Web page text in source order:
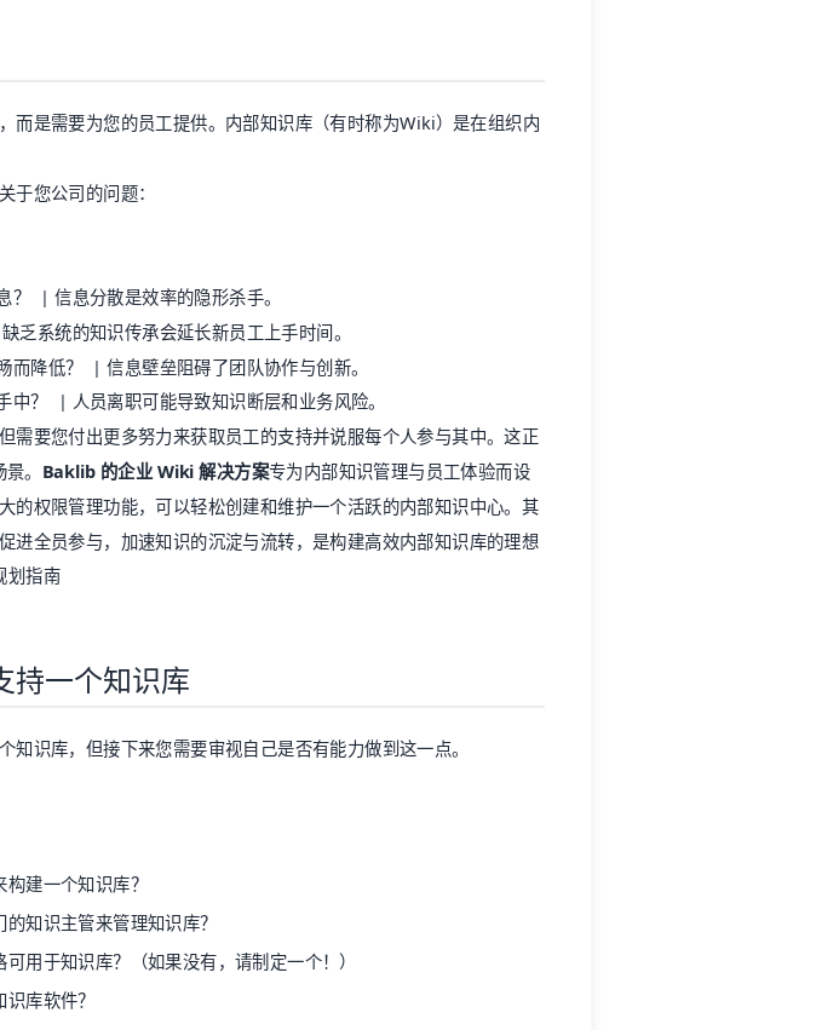
而是需要为您的员工提供。内部知识库（有时称为Wiki）是在组织内
于您公司的问题：
？ | 信息分散是效率的隐形杀手。
系统的知识传承会延长新员工上手时间。
而降低？ | 信息壁垒阻碍了团队协作与创新。
中？ | 人员离职可能导致知识断层和业务风险。
需要您付出更多努力来获取员工的支持并说服每个人参与其中。这正
。 Baklib 的企业 Wiki 解决方案专为内部知识管理与 员工体验而设
的权限管理功能，可以轻松创建和维护一个活跃的内部知识中心。其
进全员参与，加速知识的沉淀与流转，是构建高效内部知识库的理想
划指南
持一个知识库
知识库，但接下来您需要审视自己是否有能力做到这一点。
建一个知识库？
知识主管来管理知识库？
用于知识库？（如果没有，请制定一个！）
库软件？